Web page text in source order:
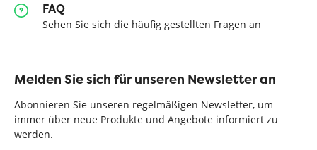
FAQ
Sehen Sie sich die häufig gestellten Fragen an
Melden Sie sich für unseren Newsletter an
Abonnieren Sie unseren regelmäßigen Newsletter, um
immer über neue Produkte und Angebote informiert zu
werden.